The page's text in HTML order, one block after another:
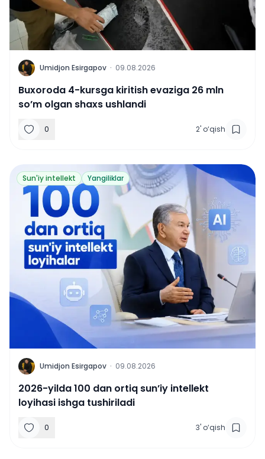
U Umidjon Esirgapov · 09.08.2026
Buxoroda 4-kursga kiritish evaziga 26 mln
so’m olgan shaxs ushlandi
0 2' o‘qish
Sun'iy intellekt Yangiliklar
U Umidjon Esirgapov · 09.08.2026
2026-yilda 100 dan ortiq sun’iy intellekt
loyihasi ishga tushiriladi
0 3' o‘qish